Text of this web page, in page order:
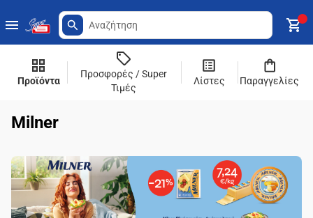
Προϊόντα
Προσφορές / Super
Τιμές
Λίστες Παραγγελίες
Milner